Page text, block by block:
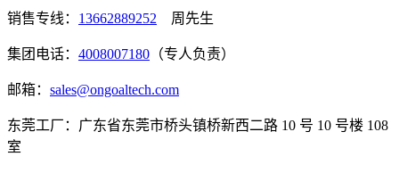
销售专线： 13662889252 周先生
集团电话： 4008007180 （专人负责）
邮箱： sales@ongoaltech.com
东莞工厂：广东省东莞市桥头镇桥新西二路 10 号 10 号楼 108
室